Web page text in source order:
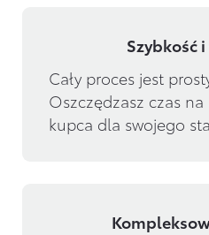
Szybkość
Cały proces jest
Oszczędzasz czas
kupca dla swojego